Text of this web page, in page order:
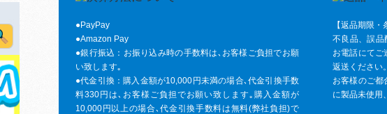
●PayPay
●Amazon Pay
●銀行振込：お振り込み時の手数料は､お客様ご負担でお願
い致します｡
●代金引換：購入金額が10,000円未満の場合､代金引換手数
料330円は､お客様ご負担でお願い致します｡購入金額が
10,000円以上の場合､代金引換手数料は無料(弊社負担)で
【返品期限・
不良品、誤品
お電話にてご
返送ください。
お客様のご都
に製品未使用